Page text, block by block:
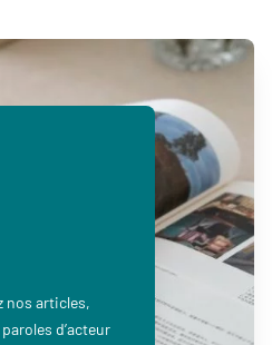
nos articles,
d’acteur